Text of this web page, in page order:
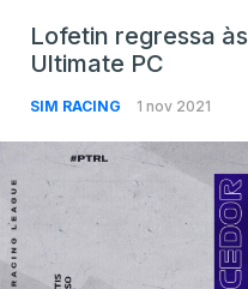
Lofetin regressa
Ultimate PC
SIM RACING 1 nov 2021